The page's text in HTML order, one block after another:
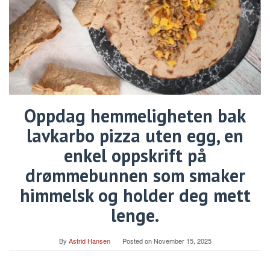
Oppdag hemmeligheten bak
lavkarbo pizza uten egg, en
enkel oppskrift på
drømmebunnen som smaker
himmelsk og holder deg mett
lenge.
By Astrid Hansen Posted onNovember 15, 2025